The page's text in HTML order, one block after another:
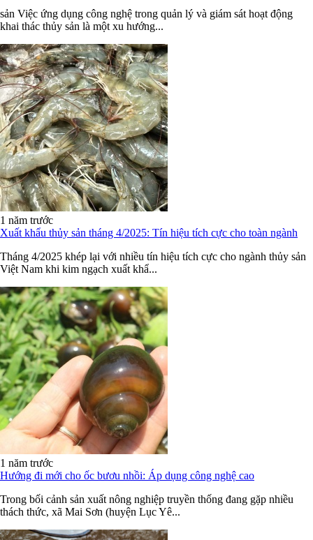
sản Việc ứng dụng công nghệ trong quản lý và giám sát hoạt động
khai thác thủy sản là một xu hướng...
1 năm trước
Xuất khẩu thủy sản tháng 4/2025: Tín hiệu tích cực cho toàn ngành
Tháng 4/2025 khép lại với nhiều tín hiệu tích cực cho ngành thủy sản
Việt Nam khi kim ngạch xuất khẩ...
1 năm trước
Hướng đi mới cho ốc bươu nhồi: Áp dụng công nghệ cao
Trong bối cảnh sản xuất nông nghiệp truyền thống đang gặp nhiều
thách thức, xã Mai Sơn (huyện Lục Yê...